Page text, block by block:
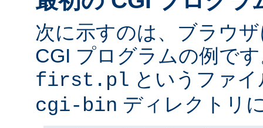
次に示すのは、ブラウ
CGI プログラムの例で
first.pl というファ
cgi-bin ディレクトリ